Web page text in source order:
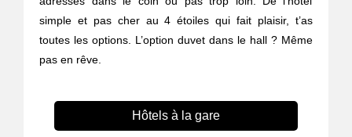
simple et pas cher au 4 étoiles qui fait plaisir, t’as
toutes les options. L’option duvet dans le hall ? Même
pas en rêve.
Hôtels à la gare